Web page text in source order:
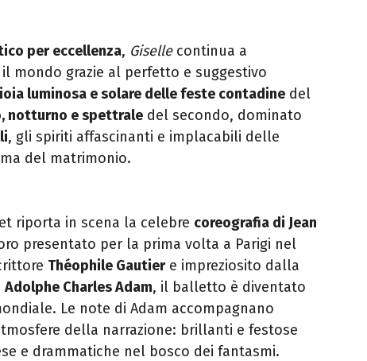
per eccellenza, Giselle continua a
mondo grazie al perfetto e suggestivo
luminosa e solare delle feste contadine del
notturno e spettrale del secondo, dominato
, gli spiriti affascinanti e implacabili delle
del matrimonio.
riporta in scena la celebre coreografia di Jean
presentato per la prima volta a Parigi nel
Théophile Gautiere impreziosito dalla
Adolphe Charles Adam, il balletto è diventato
Le note di Adam accompagnano
della narrazione: brillanti e festose
e drammatiche nel bosco dei fantasmi.